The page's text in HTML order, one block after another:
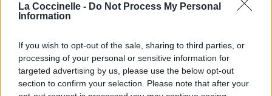
La Coccinelle - Do Not Process My Personal
Information
If you wish to opt-out of the sale, sharing to third parties, or
processing of your personal or sensitive information for
targeted advertising by us, please use the below opt-out
section to confirm your selection. Please note that after your